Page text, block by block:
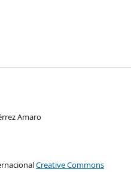
Amaro
Creative Commons